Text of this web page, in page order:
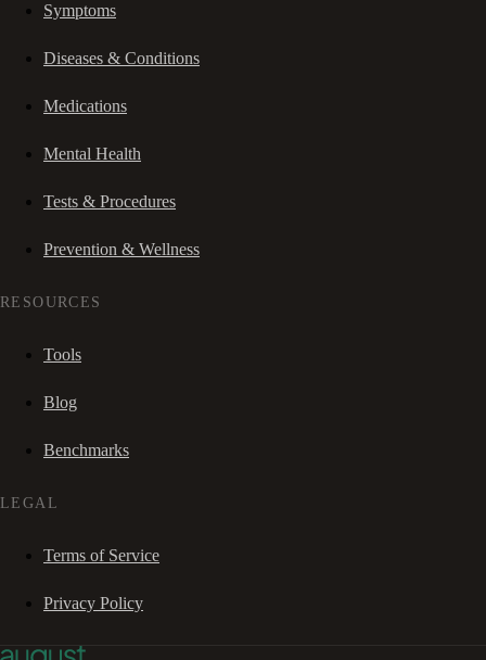
Symptoms
Diseases & Conditions
Medications
Mental Health
Tests & Procedures
Prevention & Wellness
RESOURCES
Tools
Blog
Benchmarks
LEGAL
Terms of Service
Privacy Policy